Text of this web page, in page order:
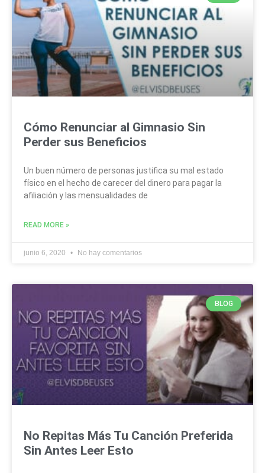
Cómo Renunciar al Gimnasio Sin
Perder sus Beneficios
Un buen número de personas justifica su mal estado
físico en el hecho de carecer del dinero para pagar la
afiliación y las mensualidades de
READ MORE »
junio 6, 2020 No hay comentarios
BLOG
No Repitas Más Tu Canción Preferida
Sin Antes Leer Esto